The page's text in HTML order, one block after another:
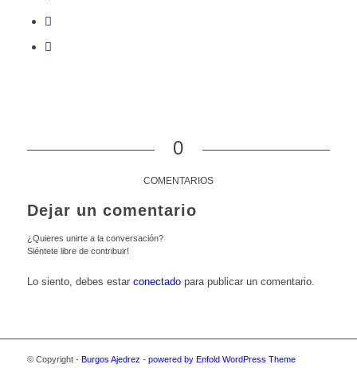
0
COMENTARIOS
Dejar un comentario
¿Quieres unirte a la conversación?
Siéntete libre de contribuir!
Lo siento, debes estar conectadopara publicar un comentario.
© Copyright - Burgos Ajedrez - powered by Enfold WordPress Theme